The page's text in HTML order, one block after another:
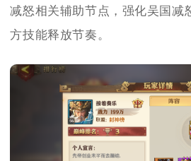
减怒相关辅助节点，强化吴国减
方技能释放节奏。